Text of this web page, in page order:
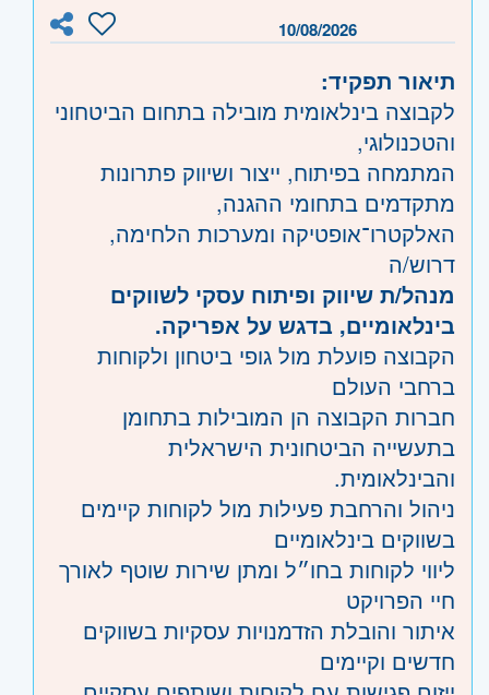
10/08/2026
תיאור תפקיד:
לקבוצה בינלאומית מובילה בתחום הביטחוני
והטכנולוגי,
המתמחה בפיתוח, ייצור ושיווק פתרונות
מתקדמים בתחומי ההגנה,
האלקטרו־אופטיקה ומערכות הלחימה,
דרוש/ה
מנהל/ת שיווק ופיתוח עסקי לשווקים
בינלאומיים, בדגש על אפריקה.
הקבוצה פועלת מול גופי ביטחון ולקוחות
ברחבי העולם
חברות הקבוצה הן המובילות בתחומן
בתעשייה הביטחונית הישראלית
והבינלאומית.
ניהול והרחבת פעילות מול לקוחות קיימים
בשווקים בינלאומיים
ליווי לקוחות בחו״ל ומתן שירות שוטף לאורך
חיי הפרויקט
איתור והובלת הזדמנויות עסקיות בשווקים
חדשים וקיימים